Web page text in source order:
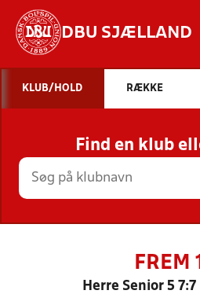
DBU SJÆLLAND
STILLINGER,
HOLD
KLUB/HOLD RÆKKE
Find en klub
FREM
Herre Senior 5